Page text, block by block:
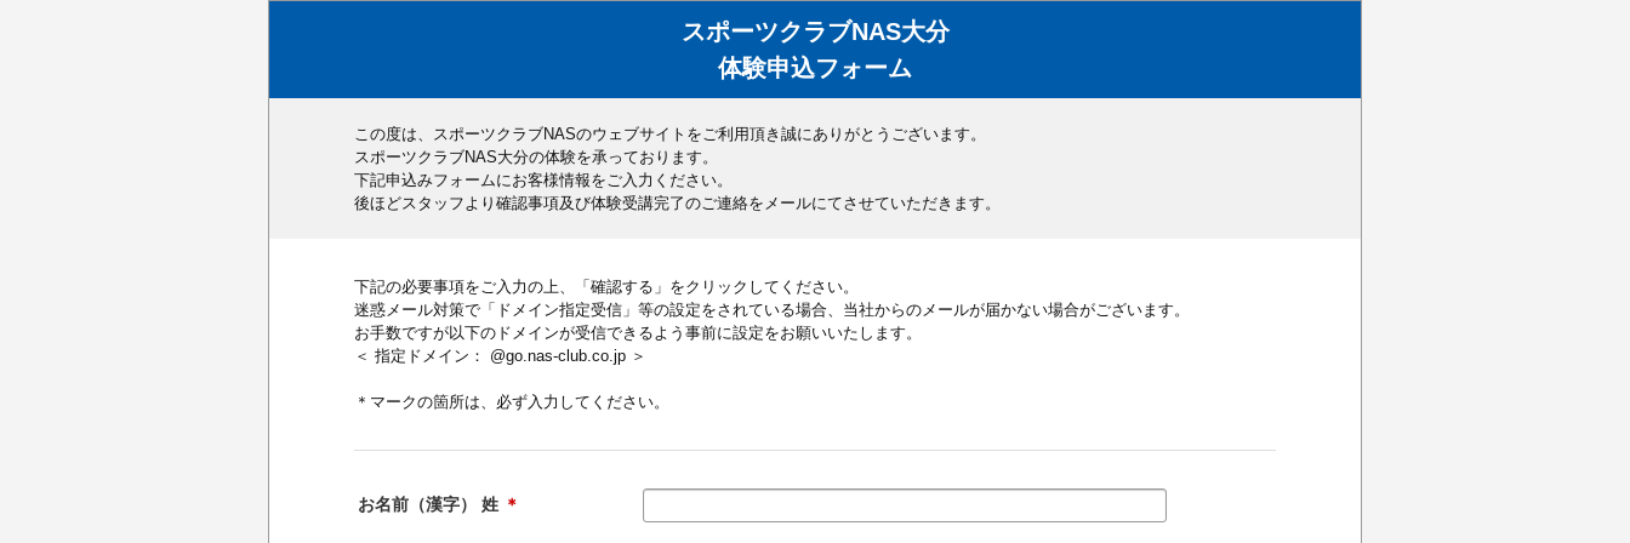
スポーツクラブNAS大分
体験申込フォーム
この度は、スポーツクラブNASのウェブサイトをご利用頂き誠にありがとうございます。
スポーツクラブNAS大分の体験を承っております。
下記申込みフォームにお客様情報をご入力ください。
後ほどスタッフより確認事項及び体験受講完了のご連絡をメールにてさせていただきます。
下記の必要事項をご入力の上、「確認する」をクリックしてください。
迷惑メール対策で「ドメイン指定受信」等の設定をされている場合、当社からのメールが届かない場合がございます。
お手数ですが以下のドメインが受信できるよう事前に設定をお願いいたします。
＜ 指定ドメイン： @go.nas-club.co.jp ＞
＊マークの箇所は、必ず入力してください。
お名前（漢字） 姓 ＊